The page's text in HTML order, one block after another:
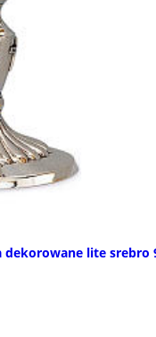
dekorowane lite srebro